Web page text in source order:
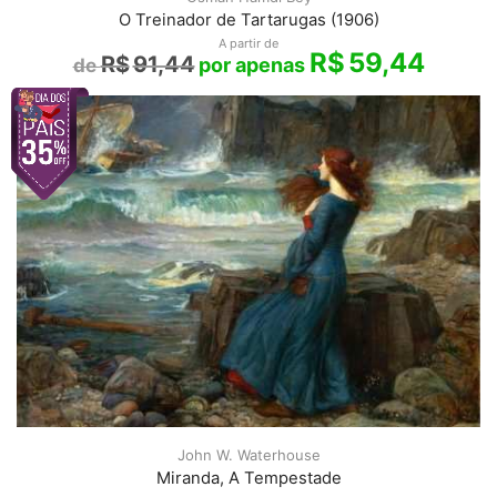
O Treinador de Tartarugas (1906)
A partir de
R$91,44 R$59,44
John W. Waterhouse
Miranda, A Tempestade